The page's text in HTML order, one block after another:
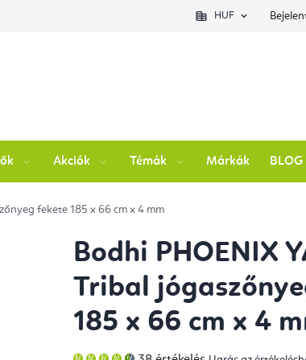
feltételek Ellenőrizze a rendelés állapotátHUF
Akciók Témák Márkák BLOG
fekete 185 x 66 cm x 4 mm
Bodhi PHOENIX
Tribal
185 x 66 cm x 4
A